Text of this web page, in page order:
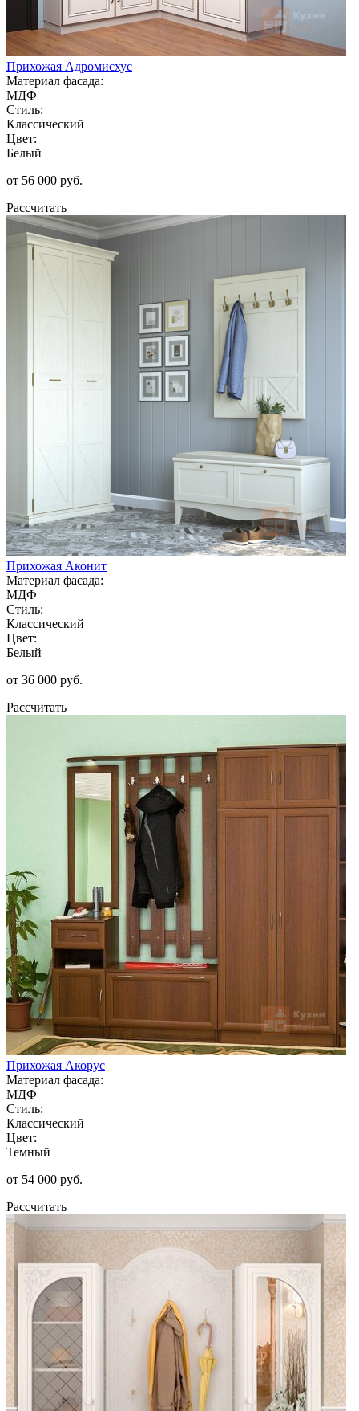
Прихожая Адромисхус
Материал фасада:
МДФ
Стиль:
Классический
Цвет:
Белый
от 56 000 руб.
Рассчитать
Прихожая Аконит
Материал фасада:
МДФ
Стиль:
Классический
Цвет:
Белый
от 36 000 руб.
Рассчитать
Прихожая Акорус
Материал фасада:
МДФ
Стиль:
Классический
Цвет:
Темный
от 54 000 руб.
Рассчитать